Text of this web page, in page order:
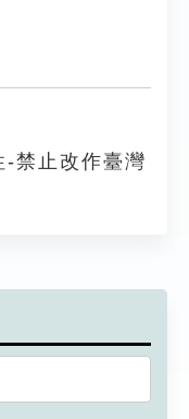
禁止改作臺灣